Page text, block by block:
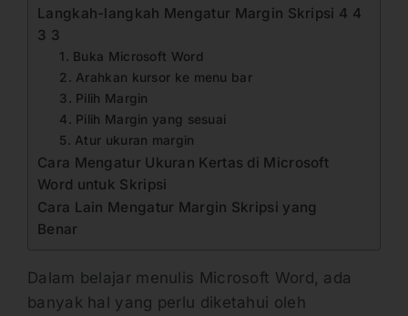
Langkah-langkah Mengatur Margin Skripsi 4 4
3 3
1. Buka Microsoft Word
2. Arahkan kursor ke menu bar
3. Pilih Margin
4. Pilih Margin yang sesuai
5. Atur ukuran margin
Cara Mengatur Ukuran Kertas di Microsoft
Word untuk Skripsi
Cara Lain Mengatur Margin Skripsi yang
Benar
Dalam belajar menulis Microsoft Word, ada
banyak hal yang perlu diketahui oleh